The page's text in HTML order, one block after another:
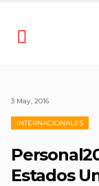
3 May, 2016
INTERNACIONALES
Estados